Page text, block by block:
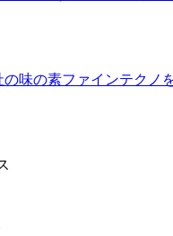
味の素ファインテクノ